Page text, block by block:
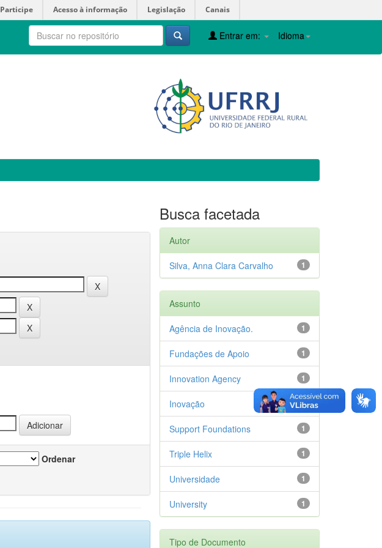
Participe Acesso à informação Legislação Canais
Idioma
Entrar em:
Ordenar
Busca facetada
Autor
1
Silva, Anna Clara Carvalho
Assunto
1
Agência de Inovação.
1
Fundações de Apoio
1
Innovation Agency
1
Inovação
1
Support Foundations
1
Triple Helix
1
Universidade
1
University
Tipo de Documento